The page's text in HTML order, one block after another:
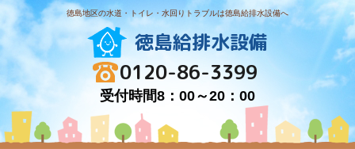
徳島地区の水道・トイレ・水回りトラブルは徳島給排水設備へ
徳島給排水設備
0120-86-3399
受付時間8：00～20：00